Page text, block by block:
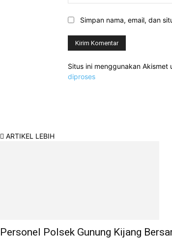
Simpan nama, email, dan
Situs ini menggunakan Akismet
diproses
ARTIKEL LEBIH
Personel Polsek Gunung Kijang